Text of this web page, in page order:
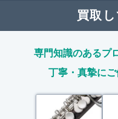
買取
専門知識のあるプ
丁寧・真摯にご